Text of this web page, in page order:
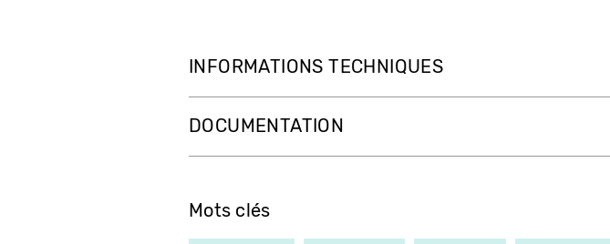
INFORMATIONS TECHNIQUES
DOCUMENTATION
Mots clés